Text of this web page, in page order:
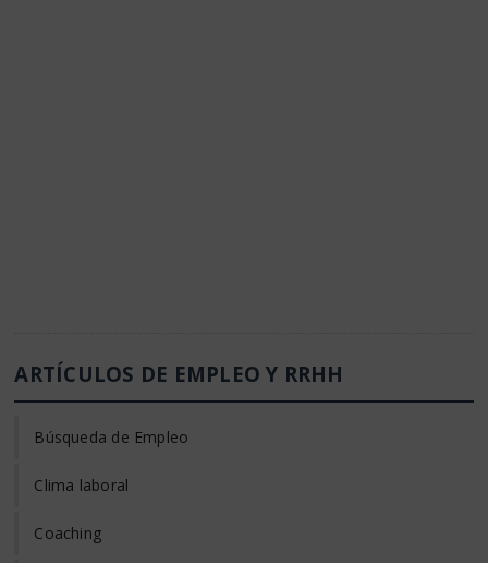
ARTÍCULOS DE EMPLEO Y RRHH
Búsqueda de Empleo
Clima laboral
Coaching